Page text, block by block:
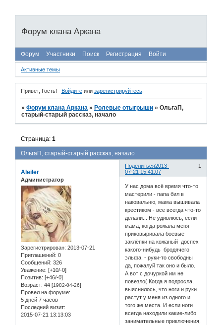
Форум клана Аркана
Форум Участники Поиск Регистрация Войти
Активные темы
Привет, Гость! Войдитеили зарегистрируйтесь.
»Форум клана Аркана » Ролевые отыгрыши »ОльгаП,
старый-старый рассказ, начало
ОльгаП, старый-старый рассказ, начало
Страница:1
Поделиться 1
2013-
07-21 15:41:07
Aleiler
Администратор
Зарегистрирован: 2013-07-21
Приглашений: 0
Сообщений: 326
Уважение: [+10/-0]
Позитив: [+46/-0]
Возраст: 44 [1982-04-26]
Провел на форуме:
5 дней 7 часов
Последний визит:
2015-07-21 13:13:03
У нас дома всё время что-то
мастерили - папа бил в
наковальню, мама вышивала
крестиком - все всегда что-то
делали... Не удивлюсь, если
мама, когда рожала меня -
приковыривала боевые
заклёпки на кожаный доспех
какого-нибудь бродячего
эльфа, - руки-то свободны
да, пожалуй так оно и было.
А вот с дочуркой им не
повезло( Когда я подросла,
выяснилось, что ноги и руки
растут у меня из одного и
того же места. И если ноги
всегда находили какие-либо
занимательные приключения,